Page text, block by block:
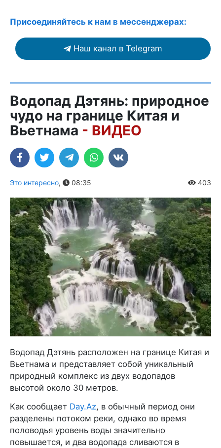
Присоединяйтесь к нам в мессенджерах:
Наш канал в Telegram
Водопад Дэтянь: природное
чудо на границе Китая и
Вьетнама - ВИДЕО
Это интересно, 08:35 403
Водопад Дэтянь расположен на границе Китая и
Вьетнама и представляет собой уникальный
природный комплекс из двух водопадов
высотой около 30 метров.
Как сообщает Day.Az, в обычный период они
разделены потоком реки, однако во время
половодья уровень воды значительно
повышается, и два водопада сливаются в